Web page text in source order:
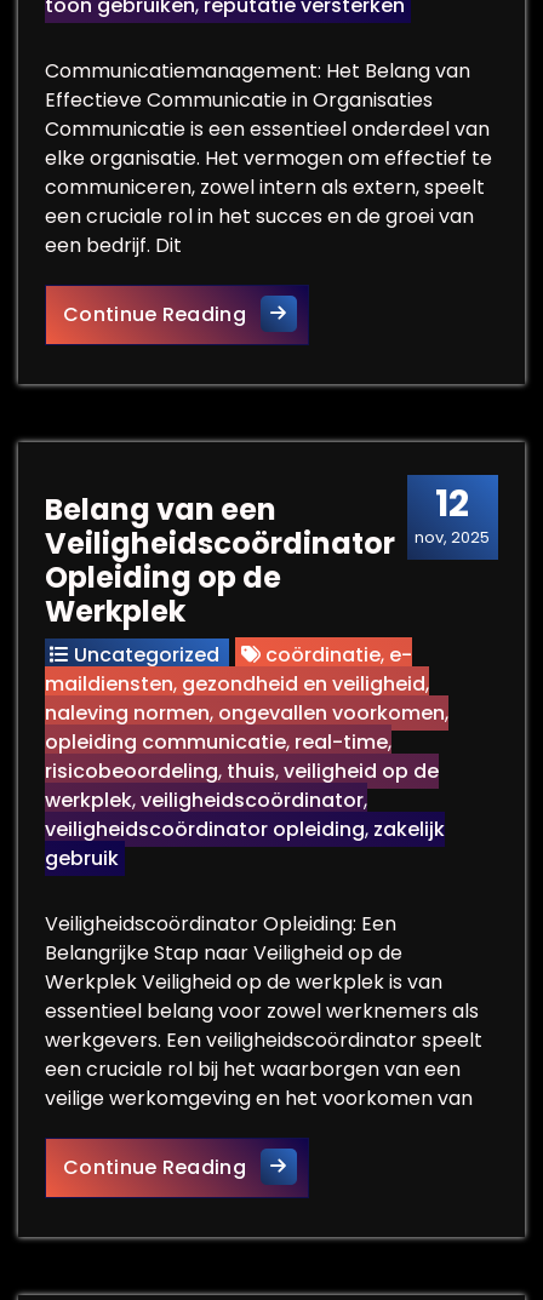
Communicatiemanagement: Het Belang van
Effectieve Communicatie in Organisaties
Communicatie is een essentieel onderdeel van
elke organisatie. Het vermogen om effectief te
communiceren, zowel intern als extern, speelt
een cruciale rol in het succes en de groei van
een bedrijf. Dit
Continue ReadingOptimaliseer je
12
nov, 2025
Belang van een
Veiligheidscoördinator
Opleiding op de
Werkplek
Uncategorized coördinatie, e-
maildiensten, gezondheid en veiligheid,
naleving normen, ongevallen voorkomen,
opleiding communicatie, real-time,
risicobeoordeling, thuis,veiligheid op de
werkplek,veiligheidscoördinator,
veiligheidscoördinator opleiding, zakelijk
gebruik
Veiligheidscoördinator Opleiding: Een
Belangrijke Stap naar Veiligheid op de
Werkplek Veiligheid op de werkplek is van
essentieel belang voor zowel werknemers als
werkgevers. Een veiligheidscoördinator speelt
een cruciale rol bij het waarborgen van een
veilige werkomgeving en het voorkomen van
Continue ReadingBelang van een